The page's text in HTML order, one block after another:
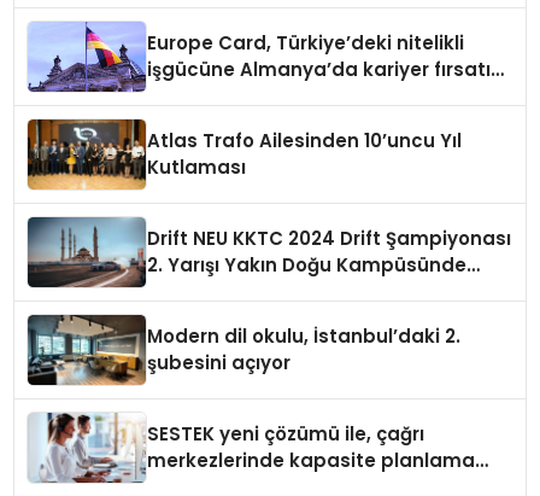
Europe Card, Türkiye’deki nitelikli
işgücüne Almanya’da kariyer fırsatı
Atlas Trafo Ailesinden 10’uncu Yıl
Kutlaması
Drift NEU KKTC 2024 Drift Şampiyonası
2. Yarışı Yakın Doğu Kampüsünde
Modern dil okulu, İstanbul’daki 2.
şubesini açıyor
SESTEK yeni çözümü ile, çağrı
merkezlerinde kapasite planlama